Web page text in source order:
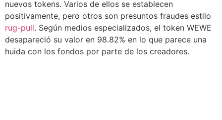
nuevos tokens. Varios de ellos se establecen
positivamente, pero otros son presuntos fraudes estilo
rug-pull. Según medios especializados, el token WEWE
desapareció su valor en 98.82% en lo que parece una
huida con los fondos por parte de los creadores.